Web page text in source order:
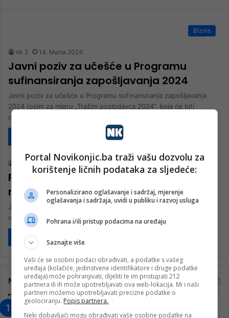
Biznis
nk 2 14. Marta 2024.
Javni poziv za učešće u Programu
sufinansiranja zapošljavanja 2024
Javni poziv za učešće u Programu sufinansiranja zapošljavanja
2024 (osim za mjeru „Tražim poslodavca 2024“, koja će biti
objavljena naknadno)…
FZZZ: Objavljen javni poziv za
nezaposlene: Tražim poslodavca 2023
Javni poziv za učešće u mjeri Tražim poslodavca 2023, za fizičke
osobe registrirane na evidenciji nezaposlenih u FBiH, bit će…
Pročitaj više
Najčitanije
“Obrazovanje gradi BiH-Jovan Divjak“
Portal Novikonjic.ba traži vašu dozvolu za
korištenje ličnih podataka za sljedeće:
Personalizirano oglašavanje i sadržaj, mjerenje
oglašavanja i sadržaja, uvidi u publiku i razvoj usluga
Pohrana i/ili pristup podacima na uređaju
Saznajte više
Vaši će se osobni podaci obrađivati, a podatke s vašeg
uređaja (kolačiće, jedinstvene identifikatore i druge podatke
uređaja) može pohranjivati, dijeliti te im pristupati 212
partnera ili ih može upotrebljavati ova web-lokacija. Mi i naši
partneri možemo upotrebljavati precizne podatke o
geolociranju. Popis partnera.
Neki dobavljači mogu obrađivati vaše osobne podatke na